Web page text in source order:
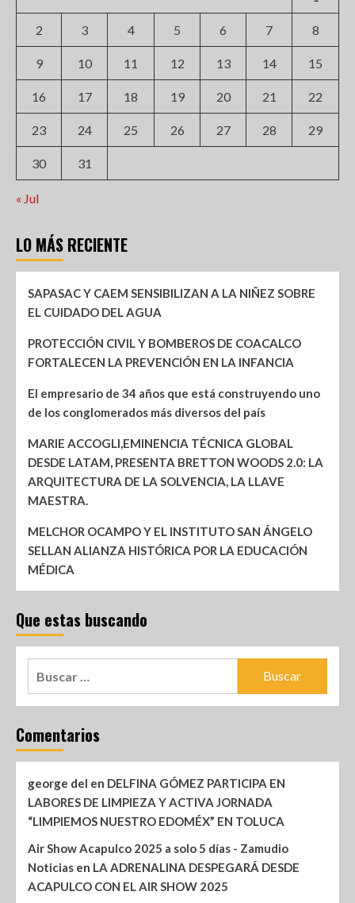
2 3 4 5 6 7 8
9 10 11 12 13 14 15
16 17 18 19 20 21 22
23 24 25 26 27 28 29
30 31
« Jul
LO MÁS RECIENTE
SAPASAC Y CAEM SENSIBILIZAN A LA NIÑEZ SOBRE
EL CUIDADO DEL AGUA
PROTECCIÓN CIVIL Y BOMBEROS DE COACALCO
FORTALECEN LA PREVENCIÓN EN LA INFANCIA
El empresario de 34 años que está construyendo uno
de los conglomerados más diversos del país
MARIE ACCOGLI,EMINENCIA TÉCNICA GLOBAL
DESDE LATAM, PRESENTA BRETTON WOODS 2.0: LA
ARQUITECTURA DE LA SOLVENCIA, LA LLAVE
MAESTRA.
MELCHOR OCAMPO Y EL INSTITUTO SAN ÁNGELO
SELLAN ALIANZA HISTÓRICA POR LA EDUCACIÓN
MÉDICA
Que estas buscando
Comentarios
george del en DELFINA GÓMEZ PARTICIPA EN
LABORES DE LIMPIEZA Y ACTIVA JORNADA
“LIMPIEMOS NUESTRO EDOMÉX” EN TOLUCA
Air Show Acapulco 2025 a solo 5 días - Zamudio
Noticias en LA ADRENALINA DESPEGARÁ DESDE
ACAPULCO CON EL AIR SHOW 2025